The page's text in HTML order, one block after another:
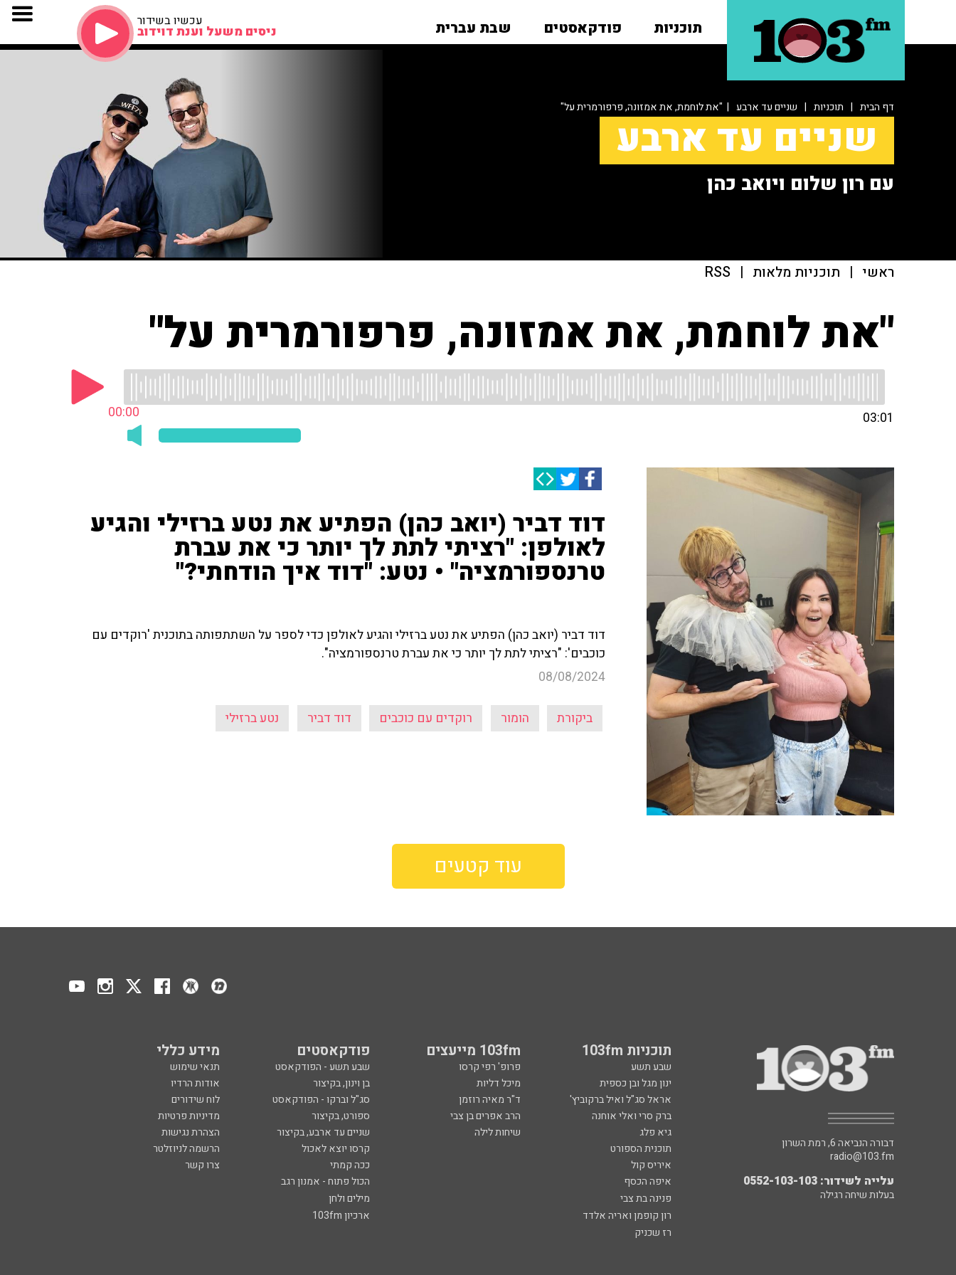
תוכניות פודקאסטים שבת עברית עכשיו בשידור
ניסים משעל וענת דוידוב
דף הבית | תוכניות | שניים עד ארבע | "את לוחמת, את אמזונה, פרפורמרית על"
שניים עד ארבע
עם רון שלום ויואב כהן
ראשי | תוכניות מלאות |
RSS
"את לוחמת, את אמזונה, פרפורמרית על"
00:00 03:01
דוד דביר (יואב כהן) הפתיע את נטע ברזילי והגיע
לאולפן: "רציתי לתת לך יותר כי את עברת
טרנספורמציה" • נטע: "דוד איך הודחתי?"
דוד דביר (יואב כהן) הפתיע את נטע ברזילי והגיע לאולפן כדי לספר על השתתפותה בתוכנית 'רוקדים עם
כוכבים': "רציתי לתת לך יותר כי את עברת טרנספורמציה".
08/08/2024
ביקורת הומור רוקדים עם כוכבים דוד דביר נטע ברזילי
עוד קטעים
תוכניות 103fm 103fm מייעצים פודקאסטים מידע כללי
שבע תשע פרופ' רפי קרסו שבע תשע - הפודקאסט
תנאי שימוש
ינון מגל ובן כספית
מיכל דליות בן וינון, בקיצור
אודות הרדיו
אראל סג"ל ואיל ברקוביץ'
ד"ר מאיה רוזמן סג"ל וברקו - הפודקאסט
לוח שידורים
ברק סרי ואלי אוחנה
הרב אפרים בן צבי ספורט, בקיצור
מדיניות פרטיות
גיא פלג
שיחות לילה שניים עד ארבע, בקיצור
הצהרת נגישות
תוכנית הספורט
קרסו יוצא לאכול
הרשמה לניוזלטר
איריס קול
ככה קמתי
צרו קשר
איפה הכסף
הכול פתוח - אמנון רגב
פנינה בת צבי
מילים ולחן
רון קופמן ואריה אלדד
ארכיון 103fm
רז שכניק
דבורה הנביאה 6, רמת השרון
radio@103.fm
עלייה לשידור: 0552-103-103
בעלות שיחה רגילה